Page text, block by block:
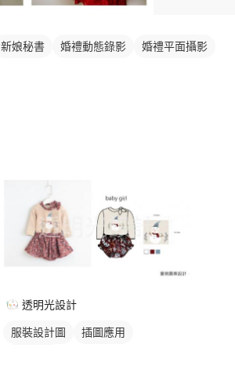
新娘秘書 婚禮動態錄影 婚禮平面攝影
透明光設計
服裝設計圖
插圖應用